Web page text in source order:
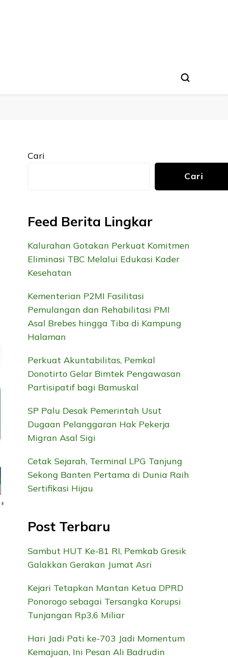
Cari
Cari
Feed Berita Lingkar
Kalurahan Gotakan Perkuat Komitmen
Eliminasi TBC Melalui Edukasi Kader
Kesehatan
Kementerian P2MI Fasilitasi
Pemulangan dan Rehabilitasi PMI
Asal Brebes hingga Tiba di Kampung
Halaman
Perkuat Akuntabilitas, Pemkal
Donotirto Gelar Bimtek Pengawasan
Partisipatif bagi Bamuskal
SP Palu Desak Pemerintah Usut
Dugaan Pelanggaran Hak Pekerja
Migran Asal Sigi
Cetak Sejarah, Terminal LPG Tanjung
Sekong Banten Pertama di Dunia Raih
Sertifikasi Hijau
Post Terbaru
Sambut HUT Ke-81 RI, Pemkab Gresik
Galakkan Gerakan Jumat Asri
Kejari Tetapkan Mantan Ketua DPRD
Ponorogo sebagai Tersangka Korupsi
Tunjangan Rp3,6 Miliar
Hari Jadi Pati ke-703 Jadi Momentum
Kemajuan, Ini Pesan Ali Badrudin